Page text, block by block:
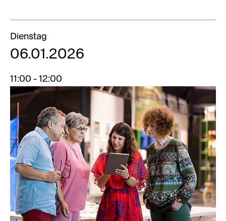
Dienstag
06.01.2026
11:00 - 12:00